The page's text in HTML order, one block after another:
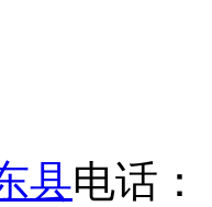
县电话：